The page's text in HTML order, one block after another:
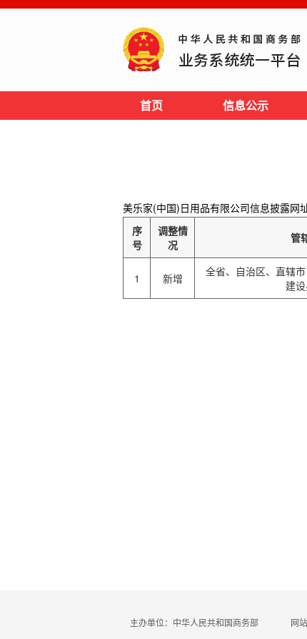
首页 信息公示
美乐家(中国)日用品有限公司信息披露网
序
号
调整情
况
管
1 新增
全省、自治区、直辖
建设
主办单位：中华人民共和国商务部 网